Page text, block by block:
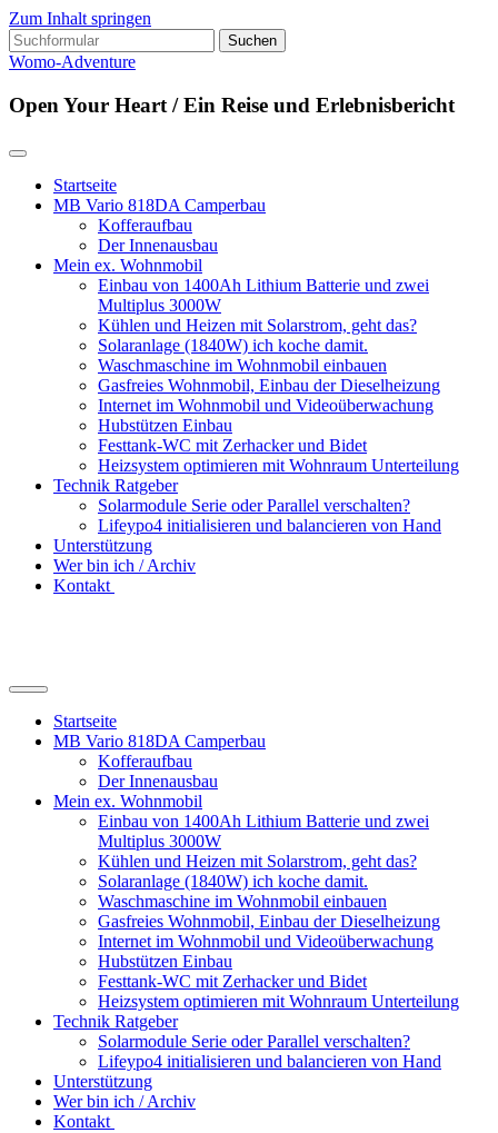
Zum Inhalt springen
Suchen
nach:
Womo-Adventure
Open Your Heart / Ein Reise und Erlebnisbericht
Startseite
MB Vario 818DA Camperbau
Kofferaufbau
Der Innenausbau
Mein ex. Wohnmobil
Einbau von 1400Ah Lithium Batterie und zwei
Multiplus 3000W
Kühlen und Heizen mit Solarstrom, geht das?
Solaranlage (1840W) ich koche damit.
Waschmaschine im Wohnmobil einbauen
Gasfreies Wohnmobil, Einbau der Dieselheizung
Internet im Wohnmobil und Videoüberwachung
Hubstützen Einbau
Festtank-WC mit Zerhacker und Bidet
Heizsystem optimieren mit Wohnraum Unterteilung
Technik Ratgeber
Solarmodule Serie oder Parallel verschalten?
Lifeypo4 initialisieren und balancieren von Hand
Unterstützung
Wer bin ich / Archiv
Kontakt
Suchfeld
ein-/ausblenden
Startseite
MB Vario 818DA Camperbau
Kofferaufbau
Der Innenausbau
Mein ex. Wohnmobil
Einbau von 1400Ah Lithium Batterie und zwei
Multiplus 3000W
Kühlen und Heizen mit Solarstrom, geht das?
Solaranlage (1840W) ich koche damit.
Waschmaschine im Wohnmobil einbauen
Gasfreies Wohnmobil, Einbau der Dieselheizung
Internet im Wohnmobil und Videoüberwachung
Hubstützen Einbau
Festtank-WC mit Zerhacker und Bidet
Heizsystem optimieren mit Wohnraum Unterteilung
Technik Ratgeber
Solarmodule Serie oder Parallel verschalten?
Lifeypo4 initialisieren und balancieren von Hand
Unterstützung
Wer bin ich / Archiv
Kontakt